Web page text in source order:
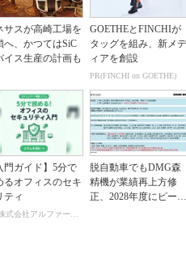
サスが高崎工場を
へ、かつてはSiC
イス生産の計画も
GOETHEとFINCHIが
タッグを組み、新メデ
ィアを創設
PR(FINCHI on GOETHE)
門ガイド】5分で
るオフィスのセキ
ティ
脱自動車でもDMG森
精機が業績再上方修
正、2028年度にピーク